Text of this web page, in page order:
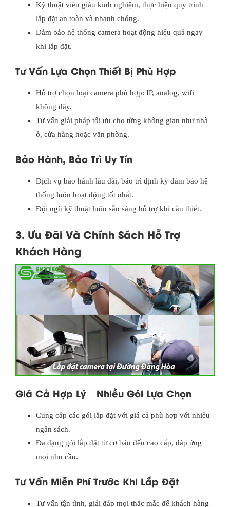
Kỹ thuật viên giàu kinh nghiệm, thực hiện quy trình
lắp đặt an toàn và nhanh chóng.
Đảm bảo hệ thống camera hoạt động hiệu quả ngay
khi lắp đặt.
Tư Vấn Lựa Chọn Thiết Bị Phù Hợp
Hỗ trợ chọn loại camera phù hợp: IP, analog, wifi
không dây.
Tư vấn giải pháp tối ưu cho từng không gian như nhà
ở, cửa hàng hoặc văn phòng.
Bảo Hành, Bảo Trì Uy Tín
Dịch vụ bảo hành lâu dài, bảo trì định kỳ đảm bảo hệ
thống luôn hoạt động tốt nhất.
Đội ngũ kỹ thuật luôn sẵn sàng hỗ trợ khi cần thiết.
3. Ưu Đãi Và Chính Sách Hỗ Trợ
Khách Hàng
Giá Cả Hợp Lý – Nhiều Gói Lựa Chọn
Cung cấp các gói lắp đặt với giá cả phù hợp với nhiều
ngân sách.
Đa dạng gói lắp đặt từ cơ bản đến cao cấp, đáp ứng
mọi nhu cầu.
Tư Vấn Miễn Phí Trước Khi Lắp Đặt
Tư vấn tận tình, giải đáp mọi thắc mắc để khách hàng